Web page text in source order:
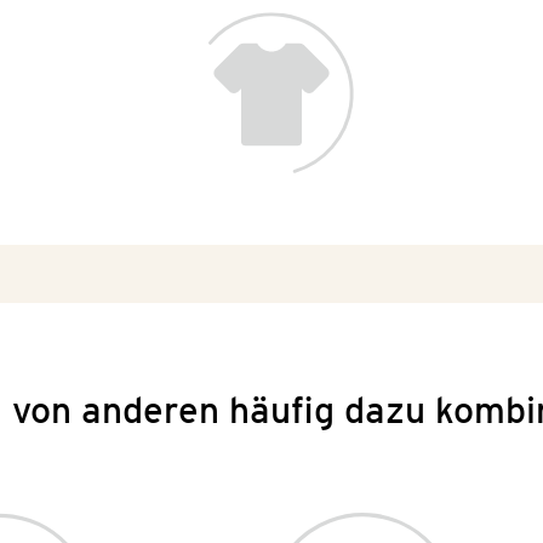
von anderen häufig dazu